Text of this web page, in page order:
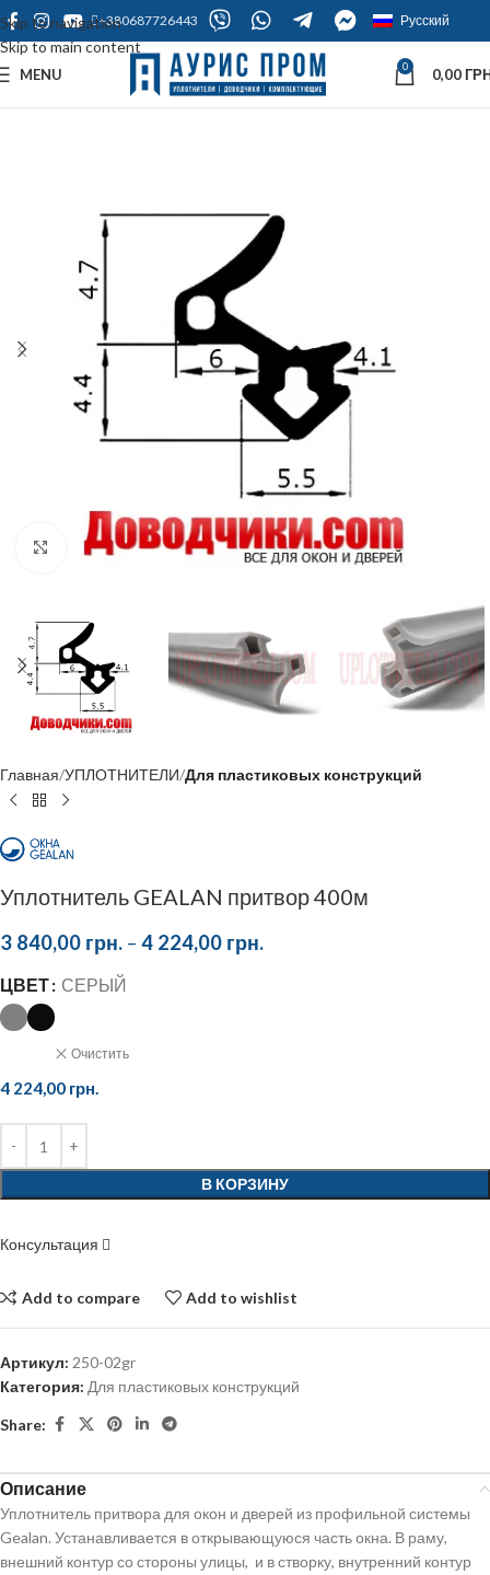
Skip to navigation
Skip to main content
+380687726443 Русский
MENU 0 0,00
Click to enlarge
Главная УПЛОТНИТЕЛИ Для пластиковых конструкций
Уплотнитель GEALAN притвор 400м
3 840,00 грн. – 4 224,00 грн.
ЦВЕТ СЕРЫЙ
Очистить
4 224,00 грн.
В КОРЗИНУ
Консультация
Add to compare Add to wishlist
Артикул: 250-02gr
Категория: Для пластиковых конструкций
Share:
Описание
Уплотнитель притвора для окон и дверей из профильной системы
Gealan. Устанавливается в открывающуюся часть окна. В раму,
внешний контур со стороны улицы, и в створку, внутренний контур